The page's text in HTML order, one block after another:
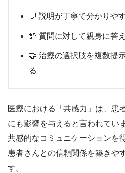
💬 説明が丁寧で分かりや
💯 質問に対して親身に答
🤝 治療の選択肢を複数提
る
医療における「共感力」は、患
にも影響を与えると言われてい
共感的なコミュニケーションを
患者さんとの信頼関係を築きや
す。